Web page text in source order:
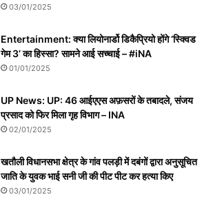
03/01/2025
Entertainment: क्या लियोनार्डो डिकैप्रियो होंगे ‘स्क्विड
गेम 3’ का हिस्सा? सामने आई सच्चाई – #iNA
01/01/2025
UP News: UP: 46 आईएएस अफ़सरों के तबादले, संजय
प्रसाद को फिर मिला गृह विभाग – INA
02/01/2025
खतौली विधानसभा क्षेत्र के गांव पलड़ी में दबंगों द्वारा अनुसूचित
जाति के युवक भाई सनी जी की पीट पीट कर हत्या किए
03/01/2025